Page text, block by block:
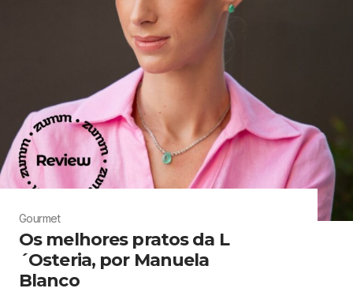
Gourmet
Os melhores pratos da L
´Osteria, por Manuela
Blanco